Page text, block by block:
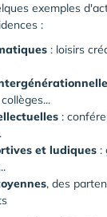
exemples
:
: loisirs
:
et ludiques :
, des